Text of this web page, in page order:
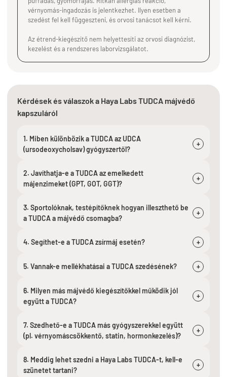
vérnyomás-ingadozás is jelentkezhet. Ilyen esetben a
szedést fel kell függeszteni, és orvosi tanácsot kell kérni.
Az étrend-kiegészítő nem helyettesíti az orvosi diagnózist,
kezelést és a rendszeres laborvizsgálatot.
Kérdések és válaszok a Haya Labs TUDCA májvédő
kapszuláról
1. Miben különbözik a TUDCA az UDCA
(ursodeoxycholsav) gyógyszertől?
+
2. Javíthatja-e a TUDCA az emelkedett
májenzimeket (GPT, GOT, GGT)?
+
3. Sportolóknak, testépítőknek hogyan illeszthető be
a TUDCA a májvédő csomagba?
+
4. Segíthet-e a TUDCA zsírmáj esetén? +
5. Vannak-e mellékhatásai a TUDCA szedésének? +
6. Milyen más májvédő kiegészítőkkel működik jól
együtt a TUDCA?
+
7. Szedhető-e a TUDCA más gyógyszerekkel együtt
(pl. vérnyomáscsökkentő, statin, hormonkezelés)?
+
8. Meddig lehet szedni a Haya Labs TUDCA-t, kell-e
szünetet tartani?
+